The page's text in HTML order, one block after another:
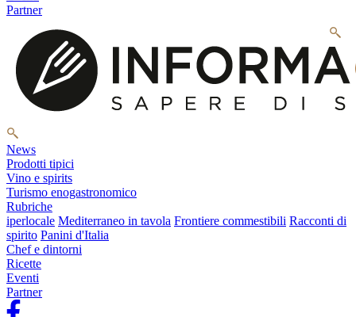
Partner
News
Prodotti tipici
Vino e spirits
Turismo enogastronomico
Rubriche
iperlocale Mediterraneo in tavola Frontiere commestibili Racconti di
spirito Panini d'Italia
Chef e dintorni
Ricette
Eventi
Partner